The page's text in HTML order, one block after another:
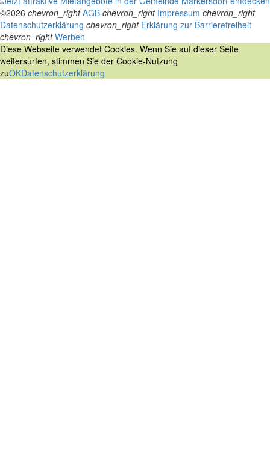
©2026 chevron_right AGB chevron_right Impressum chevron_right
Datenschutzerklärung chevron_right Erklärung zur Barrierefreiheit
chevron_right Werben
Diese Webseite verwendet Cookies. Wenn Sie auf dieser Seite
weitersurfen, stimmen Sie der Cookie-Nutzung
zuOKDatenschutzerklärung